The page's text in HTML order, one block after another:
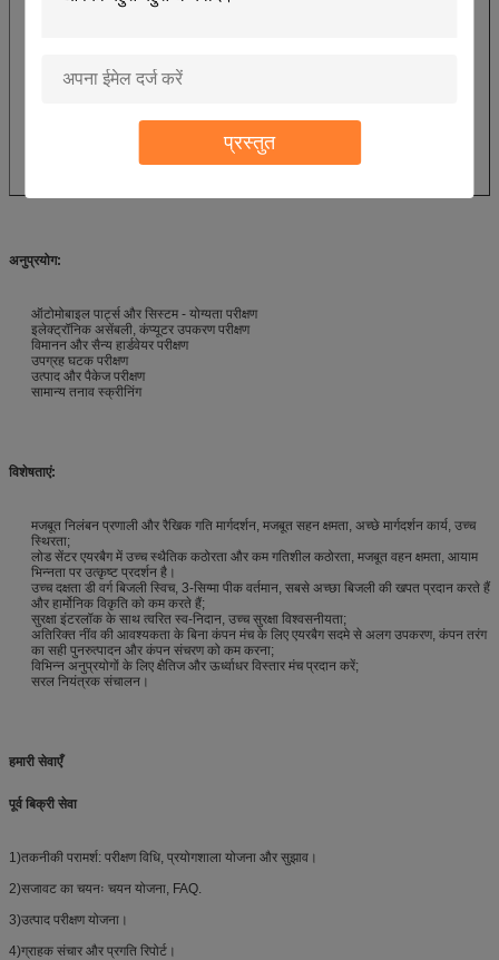
प्रस्तुत
अनुप्रयोग:
ऑटोमोबाइल पार्ट्स और सिस्टम - योग्यता परीक्षण
इलेक्ट्रॉनिक असेंबली, कंप्यूटर उपकरण परीक्षण
विमानन और सैन्य हार्डवेयर परीक्षण
उपग्रह घटक परीक्षण
उत्पाद और पैकेज परीक्षण
सामान्य तनाव स्क्रीनिंग
विशेषताएं:
मजबूत निलंबन प्रणाली और रैखिक गति मार्गदर्शन, मजबूत सहन क्षमता, अच्छे मार्गदर्शन कार्य, उच्च
स्थिरता;
लोड सेंटर एयरबैग में उच्च स्थैतिक कठोरता और कम गतिशील कठोरता, मजबूत वहन क्षमता, आयाम
भिन्नता पर उत्कृष्ट प्रदर्शन है।
उच्च दक्षता डी वर्ग बिजली स्विच, 3-सिग्मा पीक वर्तमान, सबसे अच्छा बिजली की खपत प्रदान करते हैं
और हार्मोनिक विकृति को कम करते हैं;
सुरक्षा इंटरलॉक के साथ त्वरित स्व-निदान, उच्च सुरक्षा विश्वसनीयता;
अतिरिक्त नींव की आवश्यकता के बिना कंपन मंच के लिए एयरबैग सदमे से अलग उपकरण, कंपन तरंग
का सही पुनरुत्पादन और कंपन संचरण को कम करना;
विभिन्न अनुप्रयोगों के लिए क्षैतिज और ऊर्ध्वाधर विस्तार मंच प्रदान करें;
सरल नियंत्रक संचालन।
हमारी सेवाएँ
पूर्व बिक्री सेवा
1)तकनीकी परामर्श: परीक्षण विधि, प्रयोगशाला योजना और सुझाव।
2)सजावट का चयनः चयन योजना, FAQ.
3)उत्पाद परीक्षण योजना।
4)ग्राहक संचार और प्रगति रिपोर्ट।